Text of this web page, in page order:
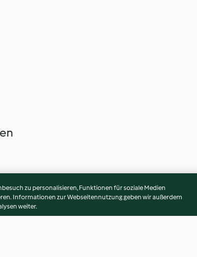
zu personalisieren, Funktionen für soziale Medien
Informationen zur Webseitennutzung geben wir außerdem
weiter.